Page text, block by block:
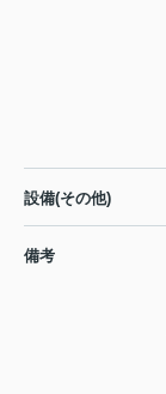
設備(その他)
備考